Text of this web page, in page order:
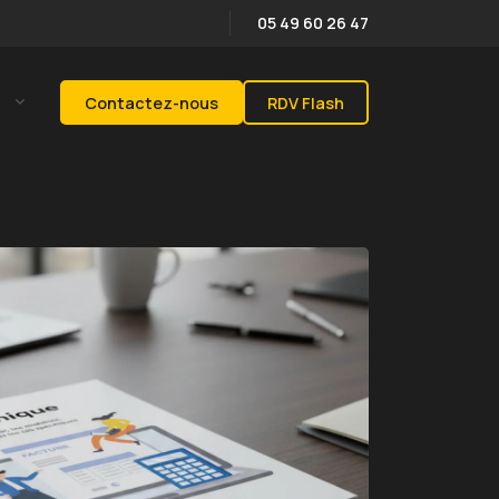
05 49 60 26 47
pour CGP
Contactez-nous RDV Flash